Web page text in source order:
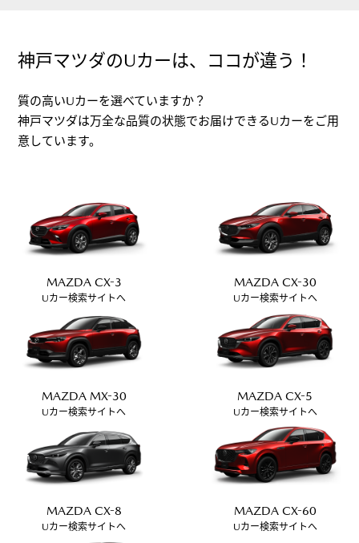
神戸マツダのUカーは、ココが違う！
質の高いUカーを選べていますか？
神戸マツダは万全な品質の状態でお届けできるUカーをご用
意しています。
MAZDA CX-3
Uカー検索サイトへ
MAZDA CX-30
Uカー検索サイトへ
MAZDA MX-30
Uカー検索サイトへ
MAZDA CX-5
Uカー検索サイトへ
MAZDA CX-8
Uカー検索サイトへ
MAZDA CX-60
Uカー検索サイトへ